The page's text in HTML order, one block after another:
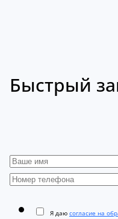
Быстрый
Я даю согласие на